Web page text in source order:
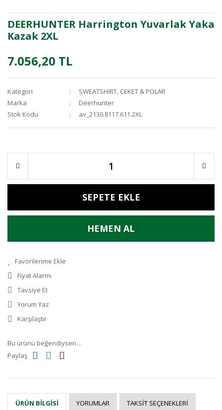
DEERHUNTER Harrington Yuvarlak Yaka
Kazak 2XL
7.056,20 TL
Kategori
SWEATSHIRT, CEKET & POLAR
Marka
Deerhunter
Stok Kodu
av_2130.8117.611.2XL
SEPETE EKLE
HEMEN AL
Fiyat Alarmı
Tavsiye Et
Yorum Yaz
Karşılaştır
Bu ürünü beğendiysen...
Paylaş
ÜRÜN BILGISI YORUMLAR TAKSIT SEÇENEKLERI